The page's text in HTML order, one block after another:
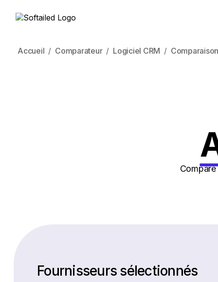
Accueil Comparateur Logiciel CRM
Fournisseurs sélectionnés